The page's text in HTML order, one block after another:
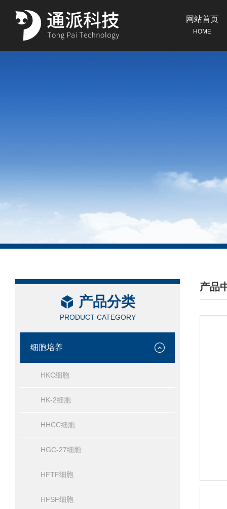
网站首页
HOME
产品分类
PRODUCT CATEGORY
细胞培养
HKC细胞
HK-2细胞
HHCC细胞
HGC-27细胞
HFTF细胞
HFSF细胞
产品
/